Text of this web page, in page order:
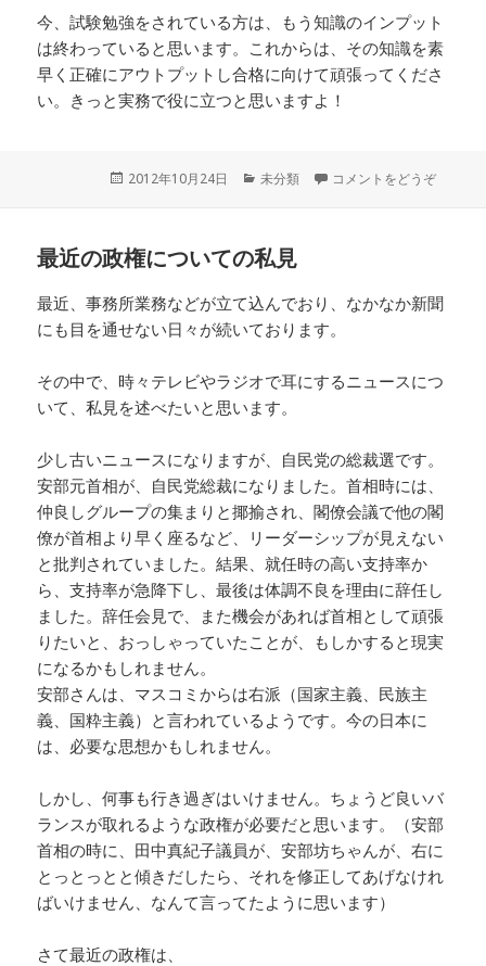
今、試験勉強をされている方は、もう知識のインプット
は終わっていると思います。これからは、その知識を素
早く正確にアウトプットし合格に向けて頑張ってくださ
い。きっと実務で役に立つと思いますよ！
投
2012年10月24日
カ
ー
未分類 コメントをどうぞ
最近の政権についての私見
最近、事務所業務などが立て込んでおり、なかなか新聞
にも目を通せない日々が続いております。
その中で、時々テレビやラジオで耳にするニュースにつ
いて、私見を述べたいと思います。
少し古いニュースになりますが、自民党の総裁選です。
安部元首相が、自民党総裁になりました。首相時には、
仲良しグループの集まりと揶揄され、閣僚会議で他の閣
僚が首相より早く座るなど、リーダーシップが見えない
と批判されていました。結果、就任時の高い支持率か
ら、支持率が急降下し、最後は体調不良を理由に辞任し
ました。辞任会見で、また機会があれば首相として頑張
りたいと、おっしゃっていたことが、もしかすると現実
になるかもしれません。
安部さんは、マスコミからは右派（国家主義、民族主
義、国粋主義）と言われているようです。今の日本に
は、必要な思想かもしれません。
しかし、何事も行き過ぎはいけません。ちょうど良いバ
ランスが取れるような政権が必要だと思います。（安部
首相の時に、田中真紀子議員が、安部坊ちゃんが、右に
とっとっとと傾きだしたら、それを修正してあげなけれ
ばいけません、なんて言ってたように思います）
さて最近の政権は、